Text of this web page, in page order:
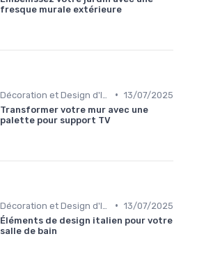
fresque murale extérieure
• 13/07/2025
Transformer votre mur avec une
palette pour support TV
• 13/07/2025
Éléments de design italien pour votre
salle de bain